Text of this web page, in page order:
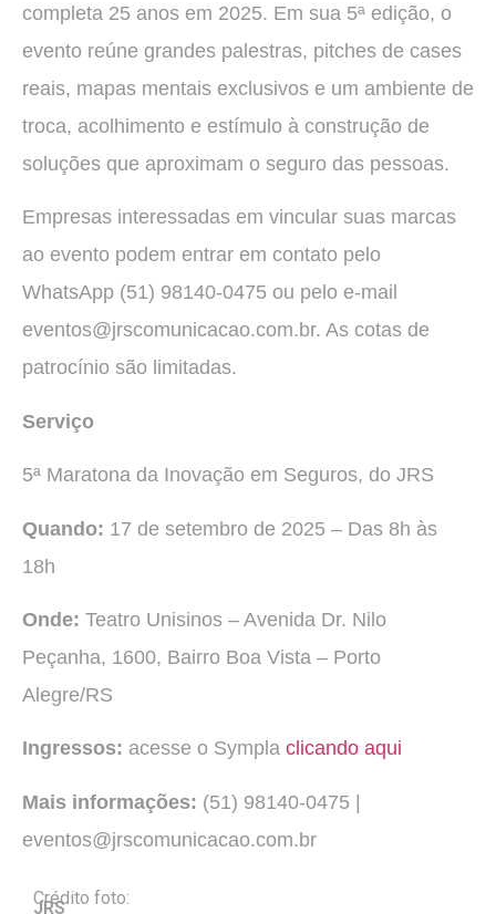
completa 25 anos em 2025. Em sua 5ª edição, o
evento reúne grandes palestras, pitches de cases
reais, mapas mentais exclusivos e um ambiente de
troca, acolhimento e estímulo à construção de
soluções que aproximam o seguro das pessoas.
Empresas interessadas em vincular suas marcas
ao evento podem entrar em contato pelo
WhatsApp (51) 98140-0475 ou pelo e-mail
eventos@jrscomunicacao.com.br. As cotas de
patrocínio são limitadas.
Serviço
5ª Maratona da Inovação em Seguros, do JRS
Quando: 17 de setembro de 2025 – Das 8h às
18h
Onde: Teatro Unisinos – Avenida Dr. Nilo
Peçanha, 1600, Bairro Boa Vista – Porto
Alegre/RS
Ingressos: acesse o Sympla clicando aqui
Mais informações: (51) 98140-0475 |
eventos@jrscomunicacao.com.br
Crédito foto:
JRS